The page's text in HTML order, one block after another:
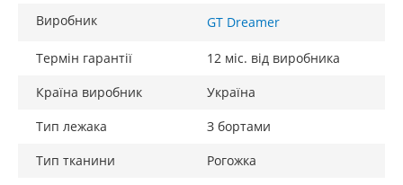
Виробник GT Dreamer
Термін гарантії
12 міс. від виробника
Країна виробник
Україна
Тип лежака
З бортами
Тип тканини
Рогожка